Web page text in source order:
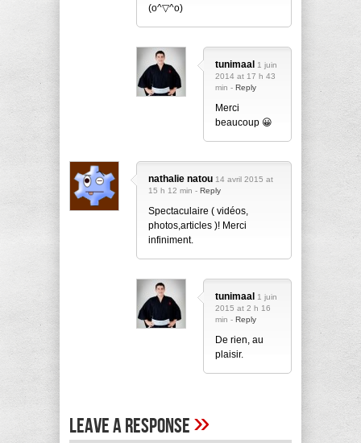
(o^▽^o)
tunimaal 1 juin
2014 at 17 h 43
min - Reply
Merci
beaucoup 😀
nathalie natou 14 avril 2015 at
15 h 12 min - Reply
Spectaculaire ( vidéos,
photos,articles )! Merci
infiniment.
tunimaal 1 juin
2015 at 2 h 16
min - Reply
De rien, au
plaisir.
Leave A Response»